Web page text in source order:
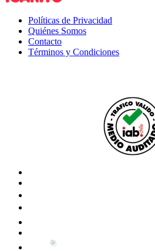
Políticas de Privacidad
Quiénes Somos
Contacto
Términos y Condiciones